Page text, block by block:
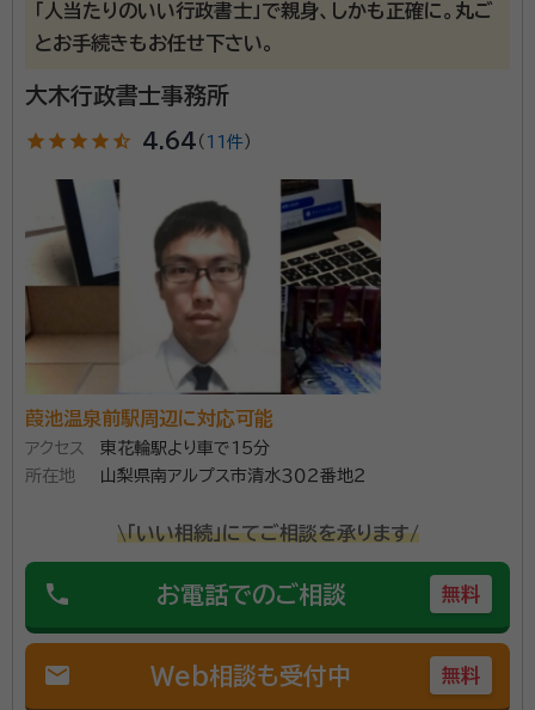
「相続って週刊誌等の特集で読んだことはあったが、実
際に自分で手続しなくてはならないとなると何をどうし
てよいかわからない」といったお声をよく頂戴いたしま
割協議書の作成等、行政書士が対応できる部分は弊所
にて書類作成をさせていただき、不動産の相続登記や
相続税の申告が発生する場合には、提携している司法書
士事務所や税理士事務所を責任をもってご紹介いたし
ます。まずはお気軽にお問い合わせください。
所属団体： 山梨県行政書士会
「人当たりのいい行政書士」で親身、しかも正確に。丸ご
とお手続きもお任せ下さい。
大木行政書士事務所
star star star star star_half 4.64 （ 11件 ）
葭池温泉前駅周辺に対応可能
アクセス
東花輪駅より車で15分
所在地
山梨県南アルプス市清水３０２番地２
\「いい相続」にてご相談を承ります/
phone お電話でのご相談 無料
mail Web相談も受付中 無料